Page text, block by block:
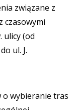
związane z
czasowymi
ulicy (od
ul. J.
o wybieranie tras